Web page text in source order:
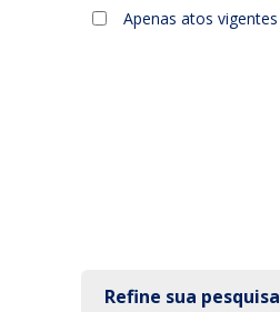
Apenas atos vigentes
Refine sua pesquisa